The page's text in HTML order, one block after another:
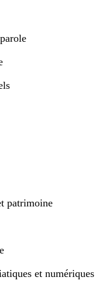
patrimoine
et numériques